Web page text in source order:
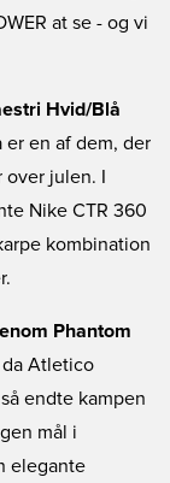
at se - og vi
Hvid/Blå
er en af dem, der
julen. I
Nike CTR 360
kombination
Phantom
da Atletico
endte kampen
mål i
elegante